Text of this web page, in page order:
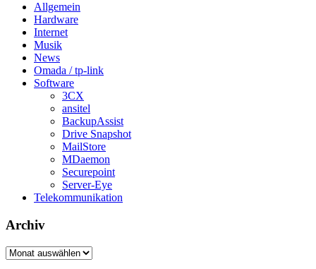
Allgemein
Hardware
Internet
Musik
News
Omada / tp-link
Software
3CX
ansitel
BackupAssist
Drive Snapshot
MailStore
MDaemon
Securepoint
Server-Eye
Telekommunikation
Archiv
Archiv